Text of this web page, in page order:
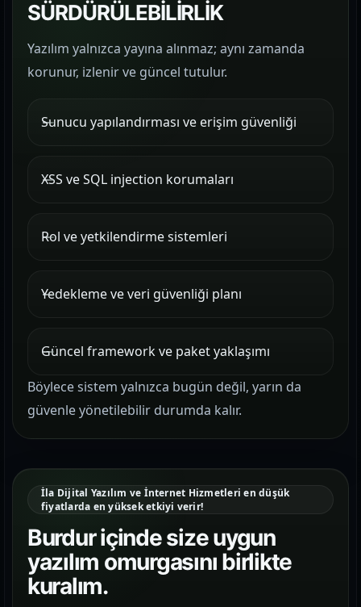
SÜRDÜRÜLEBİLİRLİK
Yazılım yalnızca yayına alınmaz; aynı zamanda
korunur, izlenir ve güncel tutulur.
Sunucu yapılandırması ve erişim güvenliği
XSS ve SQL injection korumaları
Rol ve yetkilendirme sistemleri
Yedekleme ve veri güvenliği planı
Güncel framework ve paket yaklaşımı
Böylece sistem yalnızca bugün değil, yarın da
güvenle yönetilebilir durumda kalır.
İla Dijital Yazılım ve İnternet Hizmetleri en düşük
fiyatlarda en yüksek etkiyi verir!
Burdur içinde size uygun
yazılım omurgasını birlikte
kuralım.